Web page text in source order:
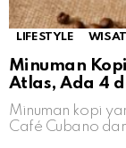
LIFESTYLE
Minuman
Atlas, Ada 4
Minuman kopi
Café Cubano